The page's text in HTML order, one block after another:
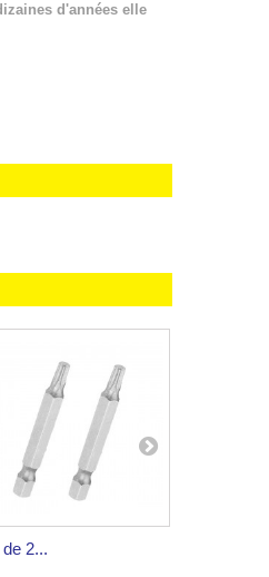
d'années elle
2...